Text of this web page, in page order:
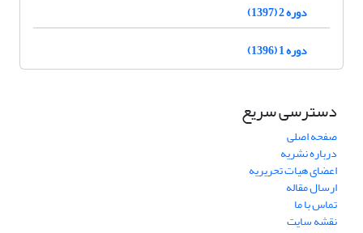
دوره 2 (1397)
دوره 1 (1396)
دسترسی سریع
صفحه اصلی
درباره نشریه
اعضای هیات تحریریه
ارسال مقاله
تماس با ما
نقشه سایت